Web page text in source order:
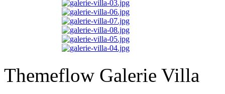
Themeflow Galerie Villa